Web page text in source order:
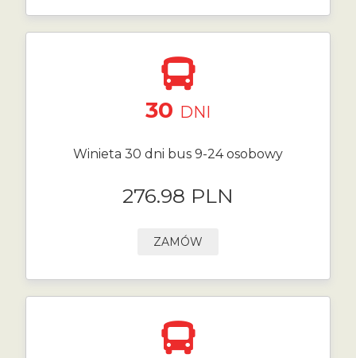
30 DNI
Winieta 30 dni bus 9-24 osobowy
276.98 PLN
ZAMÓW